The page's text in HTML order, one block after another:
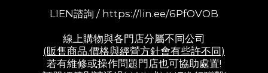
LIEN諮詢 / https://lin.ee/6PfOVOB
線上購物與各門店分屬不同公司
(販售商品.價格與經營方針會有些許不同)
若有維修或操作問題門店也可協助處置!